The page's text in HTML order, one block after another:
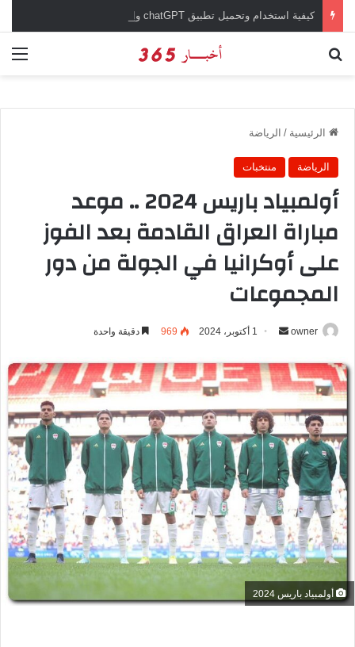
الرئيسية / الرياضة
الرياضة منتخبات
أولمبياد باريس 2024 .. موعد
مباراة العراق القادمة بعد الفوز
على أوكرانيا في الجولة من دور
المجموعات
owner
س
ل
ب
ر
ي
د
ا
إ
ل
ك
ت
ر
و
1 أكتوبر، 2024 969 دقيقة واحدة
أولمبياد باريس 2024